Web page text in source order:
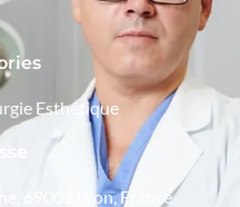
Esthétique
69002 Lyon, France